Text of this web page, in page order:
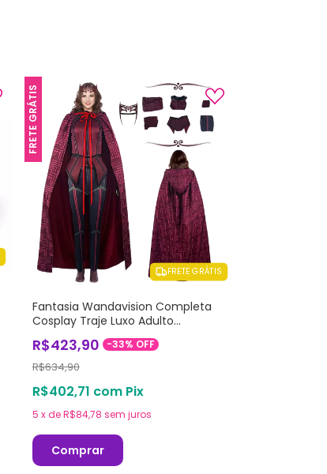
FRETE GRÁTIS
FRETE GRÁTIS
Fantasia Wandavision Completa
Cosplay Traje Luxo Adulto
Profissional
R$423,90 -33% OFF
R$634,90
R$402,71 com Pix
5 xdeR$84,78 sem juros
Comprar